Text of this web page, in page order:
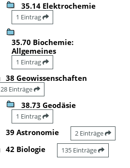
35.14 Elektrochemie
1 Eintrag
35.70 Biochemie:
Allgemeines
1 Eintrag
38 Geowissenschaften
28 Einträge
38.73 Geodäsie
1 Eintrag
39 Astronomie 2 Einträge
42 Biologie 135 Einträge